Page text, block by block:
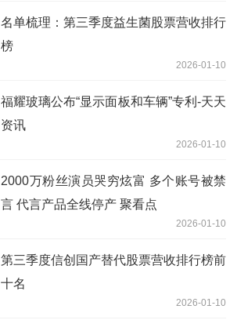
名单梳理：第三季度益生菌股票营收排行
榜
2026-01-10
福耀玻璃公布“显示面板和车辆”专利-天天
资讯
2026-01-10
2000万粉丝演员哭穷炫富 多个账号被禁
言 代言产品全线停产 聚看点
2026-01-10
第三季度信创国产替代股票营收排行榜前
十名
2026-01-10